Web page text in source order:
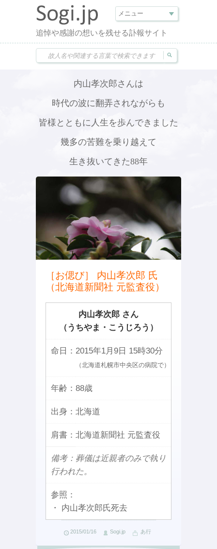
追悼や感謝の想いを残せる訃報サイト
内山孝次郎さんは
時代の波に翻弄されながらも
皆様とともに人生を歩んできました
幾多の苦難を乗り越えて
生き抜いてきた88年
［お偲び］ 内山孝次郎 氏
（北海道新聞社 元監査役）
内山孝次郎 さん
（うちやま・こうじろう）
命日： 2015年1月9日 15時30分
（北海道札幌市中央区の病院で）
年齢： 88歳
出身： 北海道
肩書： 北海道新聞社 元監査役
備考：葬儀は近親者のみで執り
行われた。
参照：
・ 内山孝次郎氏死去
2015/01/16 Sogi.jp あ行